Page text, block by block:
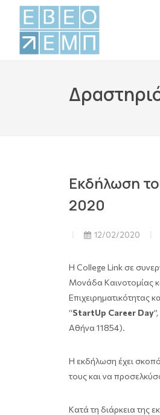
Εκδήλωση
2020
12/02/2020
Η College Link σε
Μονάδα Καινοτομίας
Επιχειρηματικότητας
“StartUp Career Day
Αθήνα 11854).
Η εκδήλωση έχει
τους και να
Κατά τη διάρκεια της